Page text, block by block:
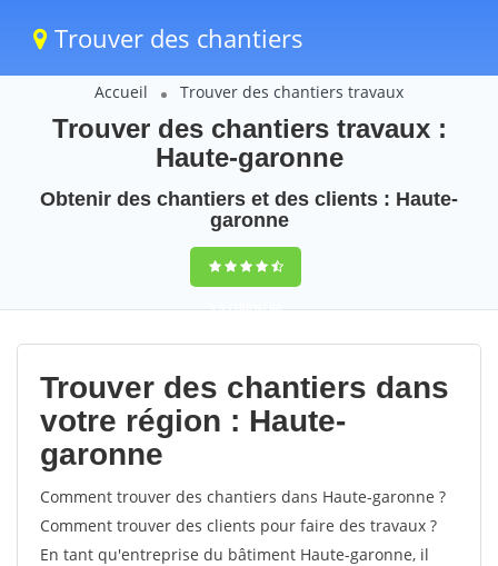
Trouver des chantiers
Accueil Trouver des chantiers travaux
Trouver des chantiers travaux :
Haute-garonne
Obtenir des chantiers et des clients : Haute-
garonne
9,5(100%)68
votes
Trouver des chantiers dans
votre région : Haute-
garonne
Comment trouver des chantiers dans Haute-garonne ?
Comment trouver des clients pour faire des travaux ?
En tant qu'entreprise du bâtiment Haute-garonne, il